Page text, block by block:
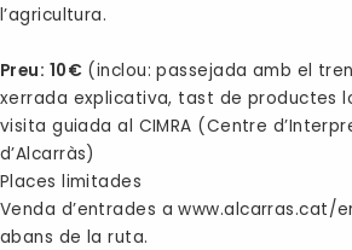
l’agricultura.
Preu: 10€ (inclou: passejada amb el
xerrada explicativa, tast de productes
visita guiada al CIMRA (Centre
d’Alcarràs)
Places limitades
Venda d’entrades a www.alcarras.cat/
abans de la ruta.